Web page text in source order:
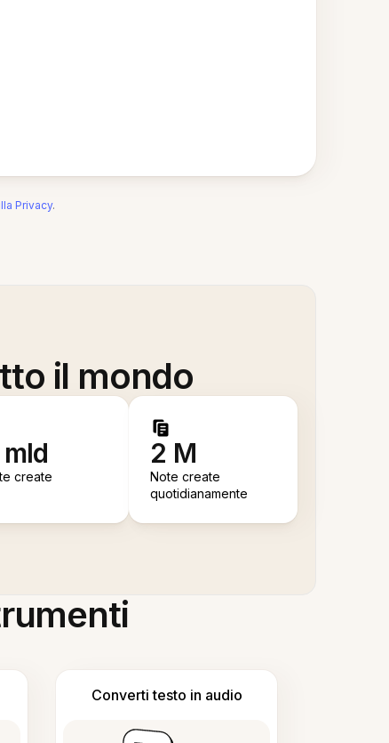
Privacy.
il mondo
create
2 M
Note create
quotidianamente
Converti testo in audio